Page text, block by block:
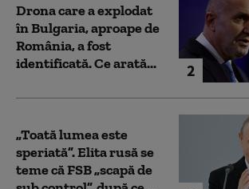
2
Drona care a explodat
în Bulgaria, aproape de
România, a fost
identificată. Ce arată...
„Toată lumea este
speriată”. Elita rusă se
teme că FSB „scapă de